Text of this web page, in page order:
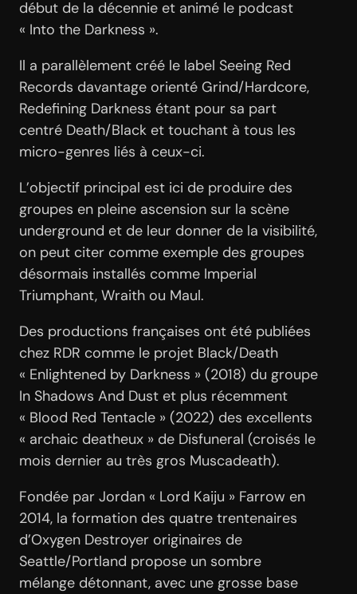
début de la décennie et animé le podcast
« Into the Darkness ».
Il a parallèlement créé le label Seeing Red
Records davantage orienté Grind/Hardcore,
Redefining Darkness étant pour sa part
centré Death/Black et touchant à tous les
micro-genres liés à ceux-ci.
L’objectif principal est ici de produire des
groupes en pleine ascension sur la scène
underground et de leur donner de la visibilité,
on peut citer comme exemple des groupes
désormais installés comme Imperial
Triumphant, Wraith ou Maul.
Des productions françaises ont été publiées
chez RDR comme le projet Black/Death
« Enlightened by Darkness » (2018) du groupe
In Shadows And Dust et plus récemment
« Blood Red Tentacle » (2022) des excellents
« archaic deatheux » de Disfuneral (croisés le
mois dernier au très gros Muscadeath).
Fondée par Jordan « Lord Kaiju » Farrow en
2014, la formation des quatre trentenaires
d’Oxygen Destroyer originaires de
Seattle/Portland propose un sombre
mélange détonnant, avec une grosse base